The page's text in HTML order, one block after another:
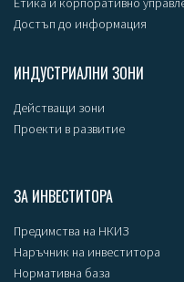
Достъп до информация
ИНДУСТРИАЛНИ ЗОНИ
Действащи зони
Проекти в развитие
ЗА ИНВЕСТИТОРА
Предимства на НКИЗ
Наръчник на инвеститора
Нормативна база